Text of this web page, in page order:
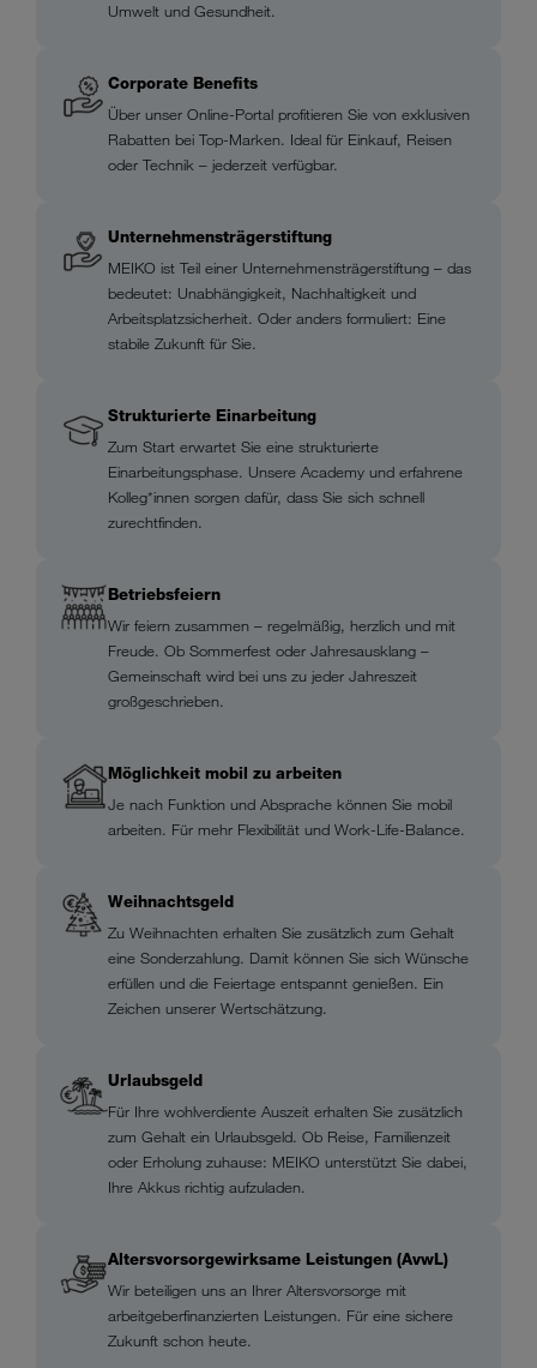
Umwelt und Gesundheit.
Corporate Benefits
Über unser Online-Portal profitieren Sie von exklusiven
Rabatten bei Top-Marken. Ideal für Einkauf, Reisen
oder Technik – jederzeit verfügbar.
Unternehmens­träger­stiftung
MEIKO ist Teil einer Unternehmensträgerstiftung – das
bedeutet: Unabhängigkeit, Nachhaltigkeit und
Arbeitsplatzsicherheit. Oder anders formuliert: Eine
stabile Zukunft für Sie.
Strukturierte Einarbeitung
Zum Start erwartet Sie eine strukturierte
Einarbeitungsphase. Unsere Academy und erfahrene
Kolleg*innen sorgen dafür, dass Sie sich schnell
zurechtfinden.
Betriebsfeiern
Wir feiern zusammen – regelmäßig, herzlich und mit
Freude. Ob Sommerfest oder Jahresausklang –
Gemeinschaft wird bei uns zu jeder Jahreszeit
großgeschrieben.
Möglichkeit mobil zu arbeiten
Je nach Funktion und Absprache können Sie mobil
arbeiten. Für mehr Flexibilität und Work-Life-Balance.
Weihnachtsgeld
Zu Weihnachten erhalten Sie zusätzlich zum Gehalt
eine Sonderzahlung. Damit können Sie sich Wünsche
erfüllen und die Feiertage entspannt genießen. Ein
Zeichen unserer Wertschätzung.
Urlaubsgeld
Für Ihre wohlverdiente Auszeit erhalten Sie zusätzlich
zum Gehalt ein Urlaubsgeld. Ob Reise, Familienzeit
oder Erholung zuhause: MEIKO unterstützt Sie dabei,
Ihre Akkus richtig aufzuladen.
Altersvorsorgewirksame Leistungen (AvwL)
Wir beteiligen uns an Ihrer Altersvorsorge mit
arbeitgeberfinanzierten Leistungen. Für eine sichere
Zukunft schon heute.